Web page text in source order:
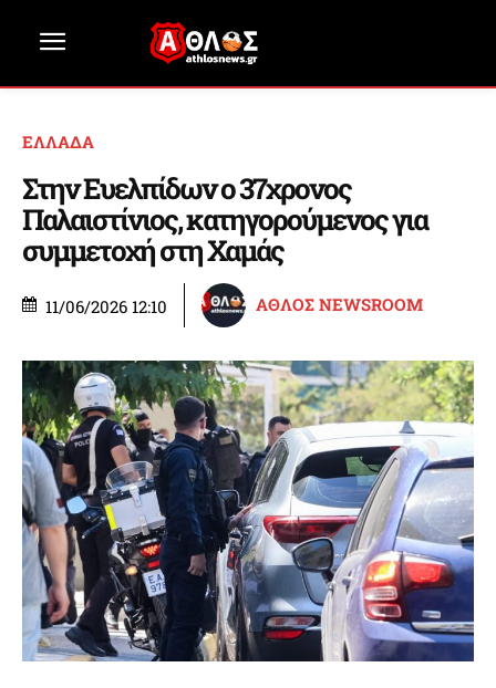
ΕΛΛΑΔΑ
Στην Ευελπίδων ο 37χρονος
Παλαιστίνιος, κατηγορούμενος για
συμμετοχή στη Χαμάς
11/06/2026 12:10 ΑΘΛΟΣ NEWSROOM